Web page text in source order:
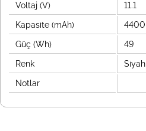
Voltaj (V) 11.1
Kapasite (mAh) 4400
Güç (Wh) 49
Renk Siyah
Notlar